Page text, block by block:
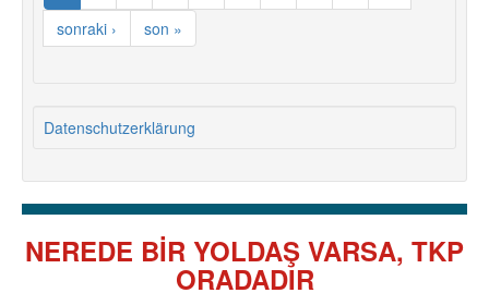
sonraki ›
son »
Datenschutzerklärung
NEREDE BİR YOLDAŞ VARSA, TKP
ORADADIR